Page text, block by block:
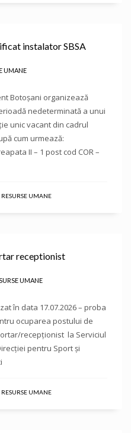
instalator SBSA
UMANE
Botoşani organizează
nedeterminată a unui
unic vacant din cadrul
după cum urmează:
II – 1 post cod COR –
RESURSE UMANE
receptionist
UMANE
în data 17.07.2026 – proba
ocuparea postului de
recepționist la Serviciul
pentru Sport și
RESURSE UMANE